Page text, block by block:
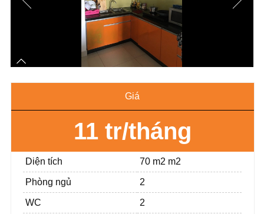
Giá
11 tr/tháng
Diện tích 70 m2 m2
Phòng ngủ 2
WC 2